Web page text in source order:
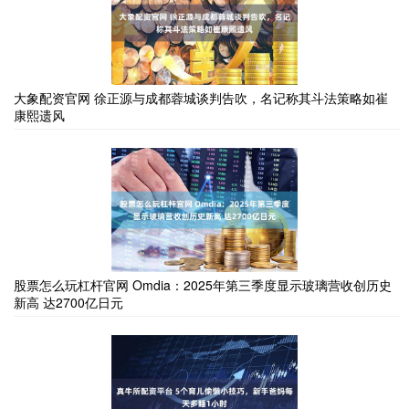
大象配资官网 徐正源与成都蓉城谈判告吹，名记称其斗法策略如崔
康熙遗风
股票怎么玩杠杆官网 Omdia：2025年第三季度显示玻璃营收创历史
新高 达2700亿日元